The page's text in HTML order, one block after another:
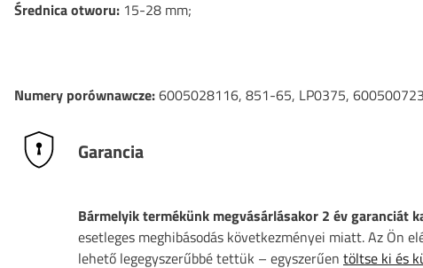
Średnica otworu: 15-28 mm;
Numery porównawcze:6005028116, 851-65, LP0375,
Garancia
Bármelyik termékünk megvásárlásakor 2 év garanciát
esetleges meghibásodás következményei miatt. Az Ön
lehető legegyszerűbbé tettük – egyszerűen töltse ki és